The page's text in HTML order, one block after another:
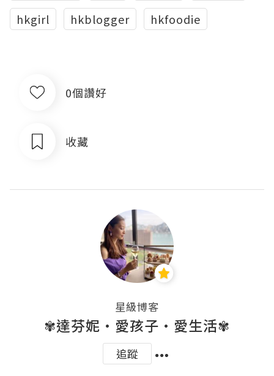
hkgirl
hkblogger hkfoodie
0個讚好
收藏
星級博客
✾達芬妮•愛孩子•愛生活✾
追蹤